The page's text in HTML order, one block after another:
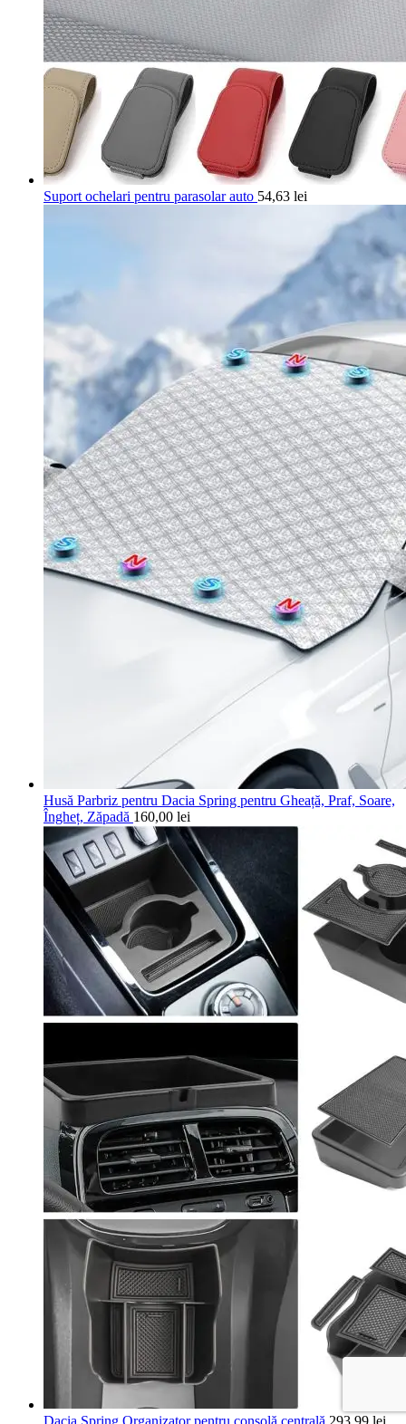
Suport ochelari pentru parasolar auto 54,63 lei
Husă Parbriz pentru Dacia Spring pentru Gheață, Praf, Soare,
Îngheț, Zăpadă 160,00 lei
Dacia Spring Organizator pentru consolă centrală 293,99 lei